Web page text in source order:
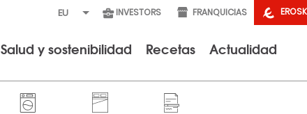
INVESTORS FRANQUICIAS
Salud y sostenibilidad Recetas Actualidad